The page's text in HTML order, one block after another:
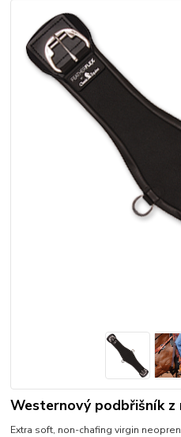
Westernový podbřišník z
Extra soft, non-chafing virgin